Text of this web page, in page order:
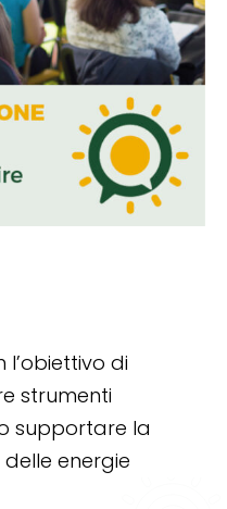
l’obiettivo di
strumenti
supportare la
energie